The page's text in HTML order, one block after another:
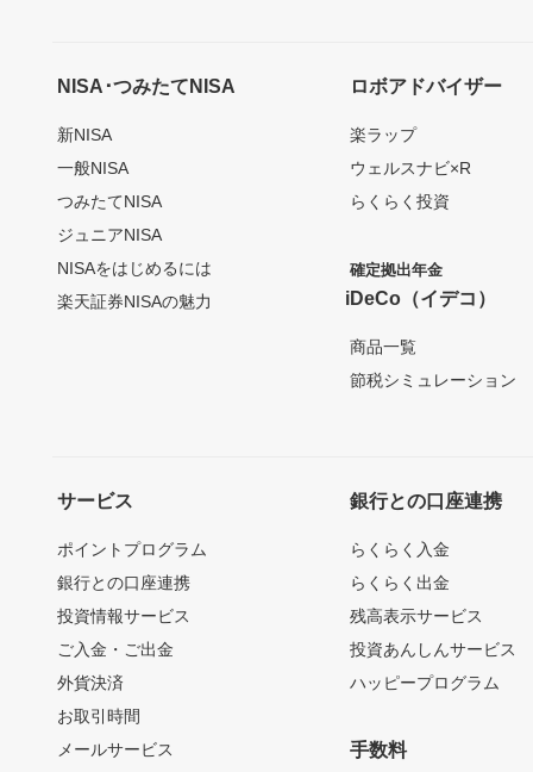
NISA･つみたてNISA
新NISA
一般NISA
つみたてNISA
ジュニアNISA
NISAをはじめるには
楽天証券NISAの魅力
ロボアドバイザー
楽ラップ
ウェルスナビ×R
らくらく投資
確定拠出年金
iDeCo（イデコ）
商品一覧
節税シミュレーション
サービス
ポイントプログラム
銀行との口座連携
投資情報サービス
ご入金・ご出金
外貨決済
お取引時間
メールサービス
銀行との口座連携
らくらく入金
らくらく出金
残高表示サービス
投資あんしんサービス
ハッピープログラム
手数料